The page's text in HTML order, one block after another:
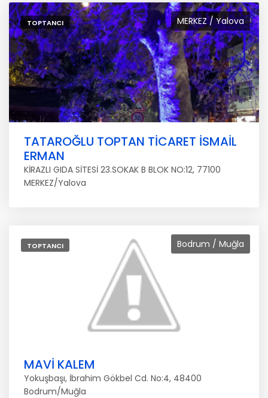
MERKEZ / Yalova
TOPTANCI
TATAROĞLU TOPTAN TİCARET İSMAİL
ERMAN
KİRAZLI GIDA SİTESİ 23.SOKAK B BLOK NO:12, 77100
MERKEZ/Yalova
Bodrum / Muğla
TOPTANCI
MAVİ KALEM
Yokuşbaşı, İbrahim Gökbel Cd. No:4, 48400
Bodrum/Muğla